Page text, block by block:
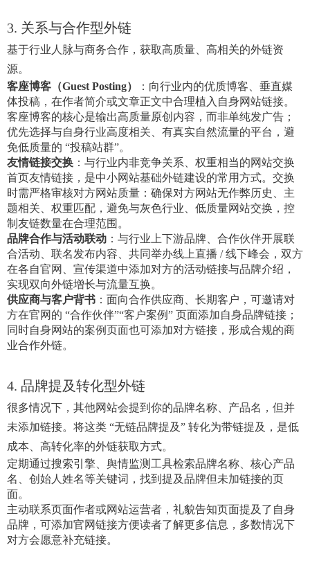
3. 关系与合作型外链
基于行业人脉与商务合作，获取高质量、高相关的外链资
源。
客座博客（Guest Posting）
：向行业内的优质博客、垂直媒
体投稿，在作者简介或文章正文中合理植入自身网站链接。
客座博客的核心是输出高质量原创内容，而非单纯发广告；
优先选择与自身行业高度相关、有真实自然流量的平台，避
免低质量的 “投稿站群”。
友情链接交换 ：与行业内非竞争关系、权重相当的网站交换
首页友情链接，是中小网站基础外链建设的常用方式。交换
时需严格审核对方网站质量：确保对方网站无作弊历史、主
题相关、权重匹配，避免与灰色行业、低质量网站交换，控
制友链数量在合理范围。
品牌合作与活动联动 ：与行业上下游品牌、合作伙伴开展联
合活动、联名发布内容、共同举办线上直播 / 线下峰会，双方
在各自官网、宣传渠道中添加对方的活动链接与品牌介绍，
实现双向外链增长与流量互换。
供应商与客户背书 ：面向合作供应商、长期客户，可邀请对
方在官网的 “合作伙伴”“客户案例” 页面添加自身品牌链接；
同时自身网站的案例页面也可添加对方链接，形成合规的商
业合作外链。
4. 品牌提及转化型外链
很多情况下，其他网站会提到你的品牌名称、产品名，但并
未添加链接。将这类 “无链品牌提及” 转化为带链提及，是低
成本、高转化率的外链获取方式。
定期通过搜索引擎、舆情监测工具检索品牌名称、核心产品
名、创始人姓名等关键词，找到提及品牌但未加链接的页
面。
主动联系页面作者或网站运营者，礼貌告知页面提及了自身
品牌，可添加官网链接方便读者了解更多信息，多数情况下
对方会愿意补充链接。